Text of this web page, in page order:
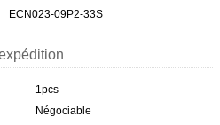
ECN023-09P2-33S
1pcs
Négociable